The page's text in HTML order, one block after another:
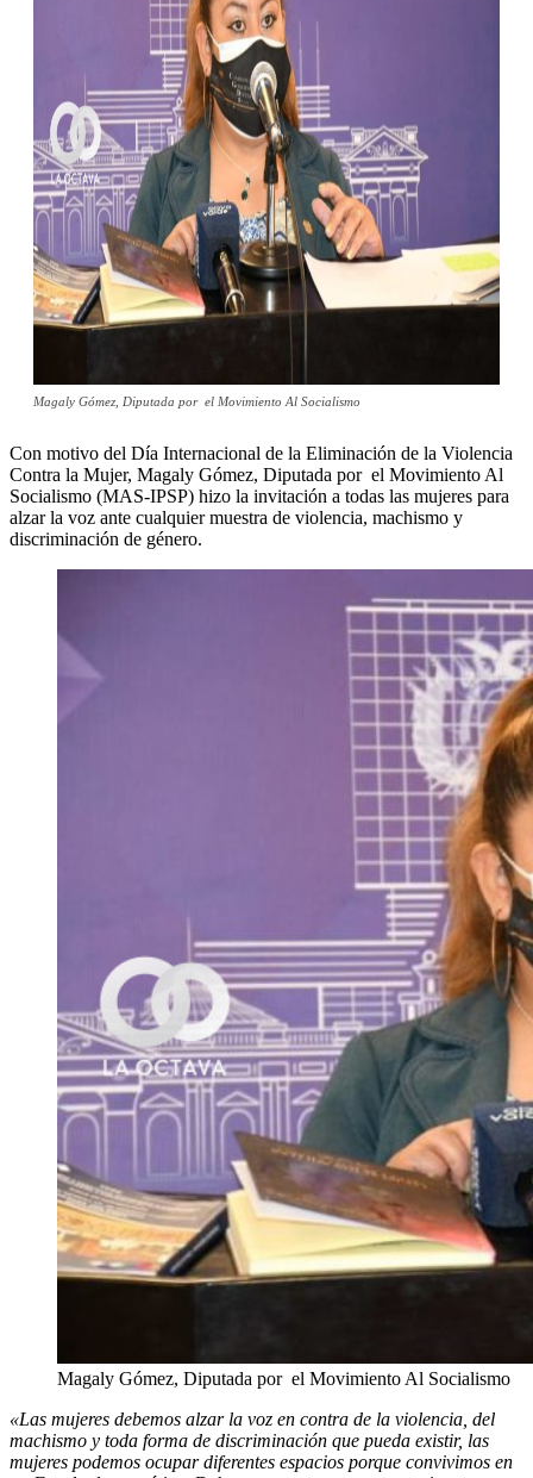
Magaly Gómez, Diputada por el Movimiento Al Socialismo
Con motivo del Día Internacional de la Eliminación de la Violencia
Contra la Mujer, Magaly Gómez, Diputada por el Movimiento Al
Socialismo (MAS-IPSP) hizo la invitación a todas las mujeres para
alzar la voz ante cualquier muestra de violencia, machismo y
discriminación de género.
Magaly Gómez, Diputada por el Movimiento Al Socialismo
«Las mujeres debemos alzar la voz en contra de la violencia, del
machismo y toda forma de discriminación que pueda existir, las
mujeres podemos ocupar diferentes espacios porque convivimos en